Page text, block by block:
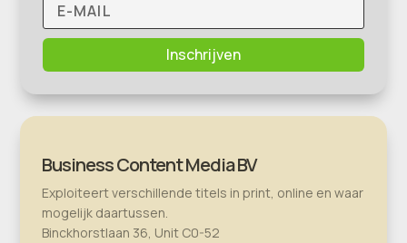
Inschrijven
Business Content Media BV
Exploiteert verschillende titels in print, online en waar
mogelijk daartussen.
Binckhorstlaan 36, Unit C0-52